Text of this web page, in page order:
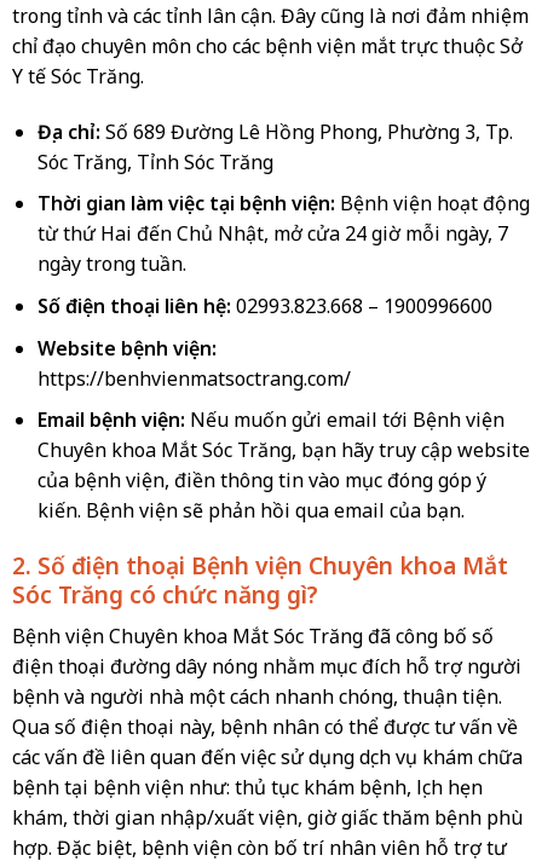
trong tỉnh và các tỉnh lân cận. Đây cũng là nơi đảm nhiệm
chỉ đạo chuyên môn cho các bệnh viện mắt trực thuộc Sở
Y tế Sóc Trăng.
Địa chỉ: Số 689 Đường Lê Hồng Phong, Phường 3, Tp.
Sóc Trăng, Tỉnh Sóc Trăng
Thời gian làm việc tại bệnh viện: Bệnh viện hoạt động
từ thứ Hai đến Chủ Nhật, mở cửa 24 giờ mỗi ngày, 7
ngày trong tuần.
Số điện thoại liên hệ: 02993.823.668 – 1900996600
Website bệnh viện:
https://benhvienmatsoctrang.com/
Email bệnh viện: Nếu muốn gửi email tới Bệnh viện
Chuyên khoa Mắt Sóc Trăng, bạn hãy truy cập website
của bệnh viện, điền thông tin vào mục đóng góp ý
kiến. Bệnh viện sẽ phản hồi qua email của bạn.
2. Số điện thoại Bệnh viện Chuyên khoa Mắt
Sóc Trăng có chức năng gì?
Bệnh viện Chuyên khoa Mắt Sóc Trăng đã công bố số
điện thoại đường dây nóng nhằm mục đích hỗ trợ người
bệnh và người nhà một cách nhanh chóng, thuận tiện.
Qua số điện thoại này, bệnh nhân có thể được tư vấn về
các vấn đề liên quan đến việc sử dụng dịch vụ khám chữa
bệnh tại bệnh viện như: thủ tục khám bệnh, lịch hẹn
khám, thời gian nhập/xuất viện, giờ giấc thăm bệnh phù
hợp. Đặc biệt, bệnh viện còn bố trí nhân viên hỗ trợ tư